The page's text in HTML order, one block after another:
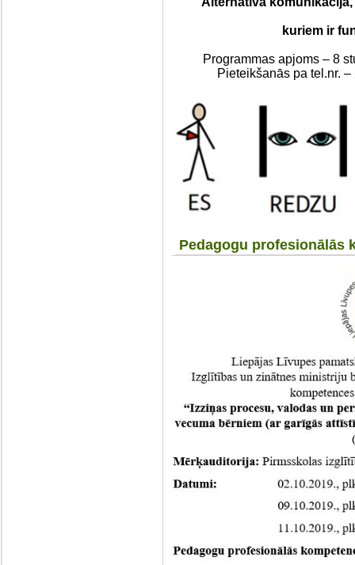
kuriem ir
Programmas apjoms – 8
Pieteikšanās pa tel.nr.
Pedagogu profesionālās